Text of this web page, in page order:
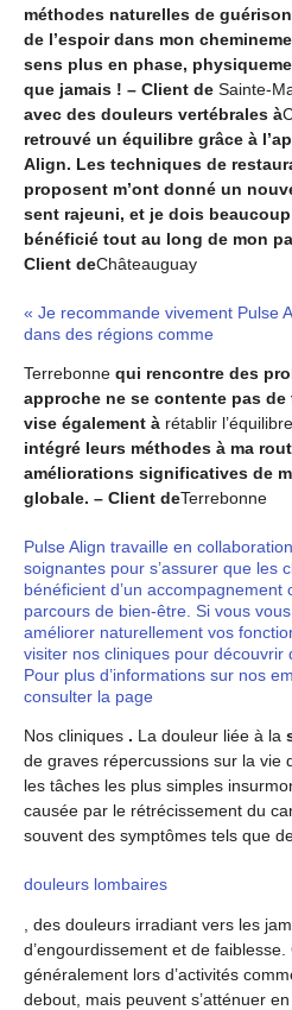
méthodes naturelles de
de l’espoir dans mon
sens plus en phase,
que jamais ! – Client de Sainte-
avec des douleurs vertébrales à
retrouvé un équilibre grâce à
Align. Les techniques de
proposent m’ont donné un
sent rajeuni, et je dois
bénéficié tout au long de mon
Client deChâteauguay
« Je recommande vivement Pulse
dans des régions comme
Terrebonne qui rencontre des
approche ne se contente pas
vise également à rétablir l’équilibre
intégré leurs méthodes à ma
améliorations significatives de
globale. – Client deTerrebonne
Pulse Align travaille en
soignantes pour s’assurer que les
bénéficient d’un
parcours de bien-être. Si vous
améliorer naturellement vos
visiter nos cliniques pour découvrir
Pour plus d’informations sur nos
consulter la page
Nos cliniques . La douleur liée à la
de graves répercussions sur la vie
les tâches les plus simples
causée par le rétrécissement du
souvent des symptômes tels que
douleurs lombaires
, des douleurs irradiant vers les
d’engourdissement et de
généralement lors d’activités
debout, mais peuvent s’atténuer